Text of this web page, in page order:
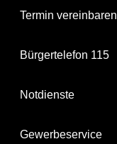
Termin vereinbaren
Bürgertelefon 115
Notdienste
Gewerbeservice